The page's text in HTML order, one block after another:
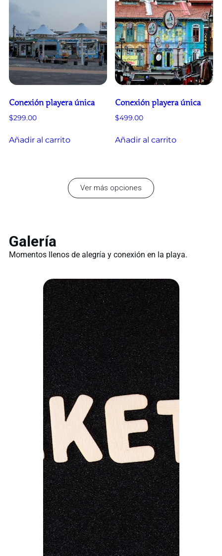
Conexión playera única
$299.00
Añadir al carrito
Conexión playera única
$499.00
Añadir al carrito
Ver más opciones
Galería
Momentos llenos de alegría y conexión en la playa.